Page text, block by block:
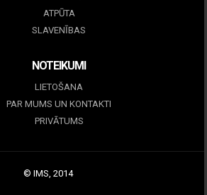
ATPŪTA
SLAVENĪBAS
NOTEIKUMI
LIETOŠANA
PAR MUMS UN KONTAKTI
PRIVĀTUMS
© IMS, 2014